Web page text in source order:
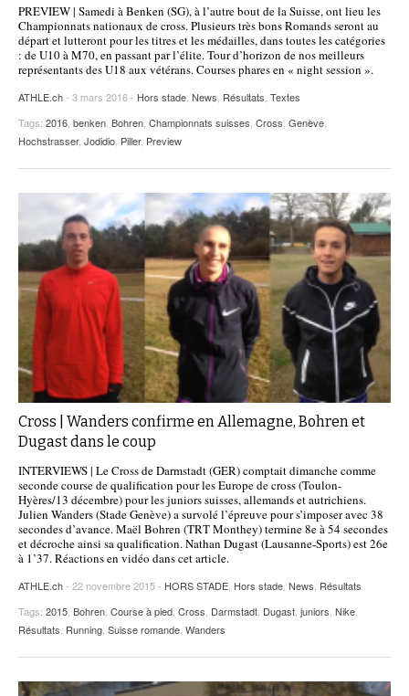
POURQUOI ATHLE.CH ?
ATHLE.CH RÉGIONS | VAUD
HIGHLIGHTS
LIVRES
PREVIEW | Samedi à Benken (SG), à l’autre bout de la Suisse, ont lieu les
Championnats nationaux de cross. Plusieurs très bons Romands seront au
départ et lutteront pour les titres et les médailles, dans toutes les catégories
: de U10 à M70, en passant par l’élite. Tour d’horizon de nos meilleurs
représentants des U18 aux vétérans. Courses phares en « night session ».
ATHLE.ch- 3 mars 2016 - Hors stade News Résultats Textes
Tags: 2016 benken Bohren Championnats suisses Cross Genève
Hochstrasser, Jodidio Piller, Preview
Cross | Wanders confirme en Allemagne, Bohren et
Dugast dans le coup
INTERVIEWS | Le Cross de Darmstadt (GER) comptait dimanche comme
seconde course de qualification pour les Europe de cross (Toulon-
Hyères/13 décembre) pour les juniors suisses, allemands et autrichiens.
Julien Wanders (Stade Genève) a survolé l’épreuve pour s’imposer avec 38
secondes d’avance. Maël Bohren (TRT Monthey) termine 8e à 54 secondes
et décroche ainsi sa qualification. Nathan Dugast (Lausanne-Sports) est 26e
à 1’37. Réactions en vidéo dans cet article.
ATHLE.ch- 22 novembre 2015 - HORS STADE Hors stade News Résultats
Tags: 2015 Bohren Course à pied Cross Darmstadt Dugast juniors Nike
Résultats Running Suisse romande Wanders